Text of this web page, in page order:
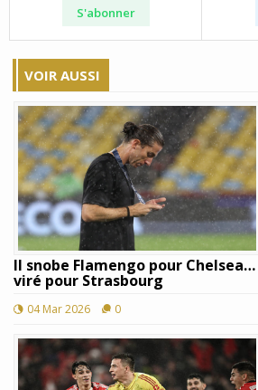
S'abonner
VOIR AUSSI
Il snobe Flamengo pour
viré pour Strasbourg
04 Mar 2026 0